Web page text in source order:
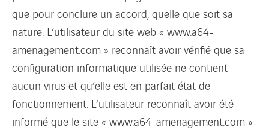
que pour conclure un accord, quelle que soit sa
nature. L’utilisateur du site web « www.a64-
amenagement.com » reconnaît avoir vérifié que sa
configuration informatique utilisée ne contient
aucun virus et qu’elle est en parfait état de
fonctionnement. L’utilisateur reconnaît avoir été
informé que le site « www.a64-amenagement.com »